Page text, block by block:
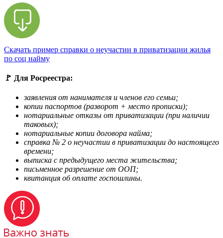
Скачать пример справки о неучастии в приватизации жилья
по соц найму
🚩 Для Росреестра:
заявления от нанимателя и членов его семьи;
копии паспортов (разворот + место прописки);
нотариальные отказы от приватизации (при наличии
таковых);
нотариальные копии договора найма;
справка № 2 о неучастии в приватизации до настоящего
времени;
выписка с предыдущего места жительства;
письменное разрешение от ООП;
квитанция об оплате госпошлины.